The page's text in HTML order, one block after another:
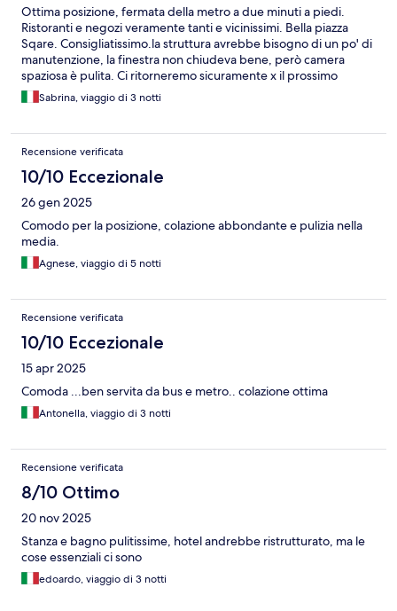
Ottima posizione, fermata della metro a due minuti a piedi.
Ristoranti e negozi veramente tanti e vicinissimi. Bella piazza
Sqare. Consigliatissimo.la struttura avrebbe bisogno di un po' di
manutenzione, la finestra non chiudeva bene, però camera
spaziosa è pulita. Ci ritorneremo sicuramente x il prossimo
viaggio a Londra
Sabrina, viaggio di 3 notti
Recensione verificata
10/10 Eccezionale
26 gen 2025
Comodo per la posizione, colazione abbondante e pulizia nella
media.
Agnese, viaggio di 5 notti
Recensione verificata
10/10 Eccezionale
15 apr 2025
Comoda ...ben servita da bus e metro.. colazione ottima
Antonella, viaggio di 3 notti
Recensione verificata
8/10 Ottimo
20 nov 2025
Stanza e bagno pulitissime, hotel andrebbe ristrutturato, ma le
cose essenziali ci sono
edoardo, viaggio di 3 notti